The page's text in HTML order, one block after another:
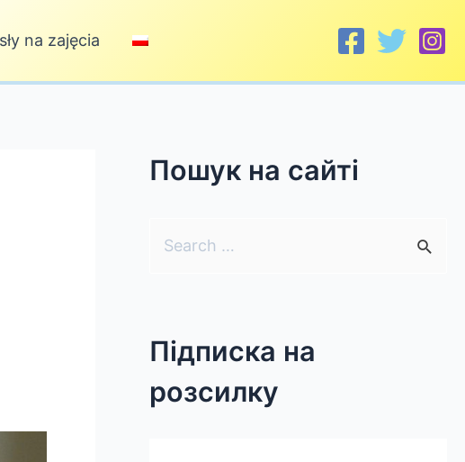
na zajęcia
Пошук на сайті
c
h
Підписка на
розсилку